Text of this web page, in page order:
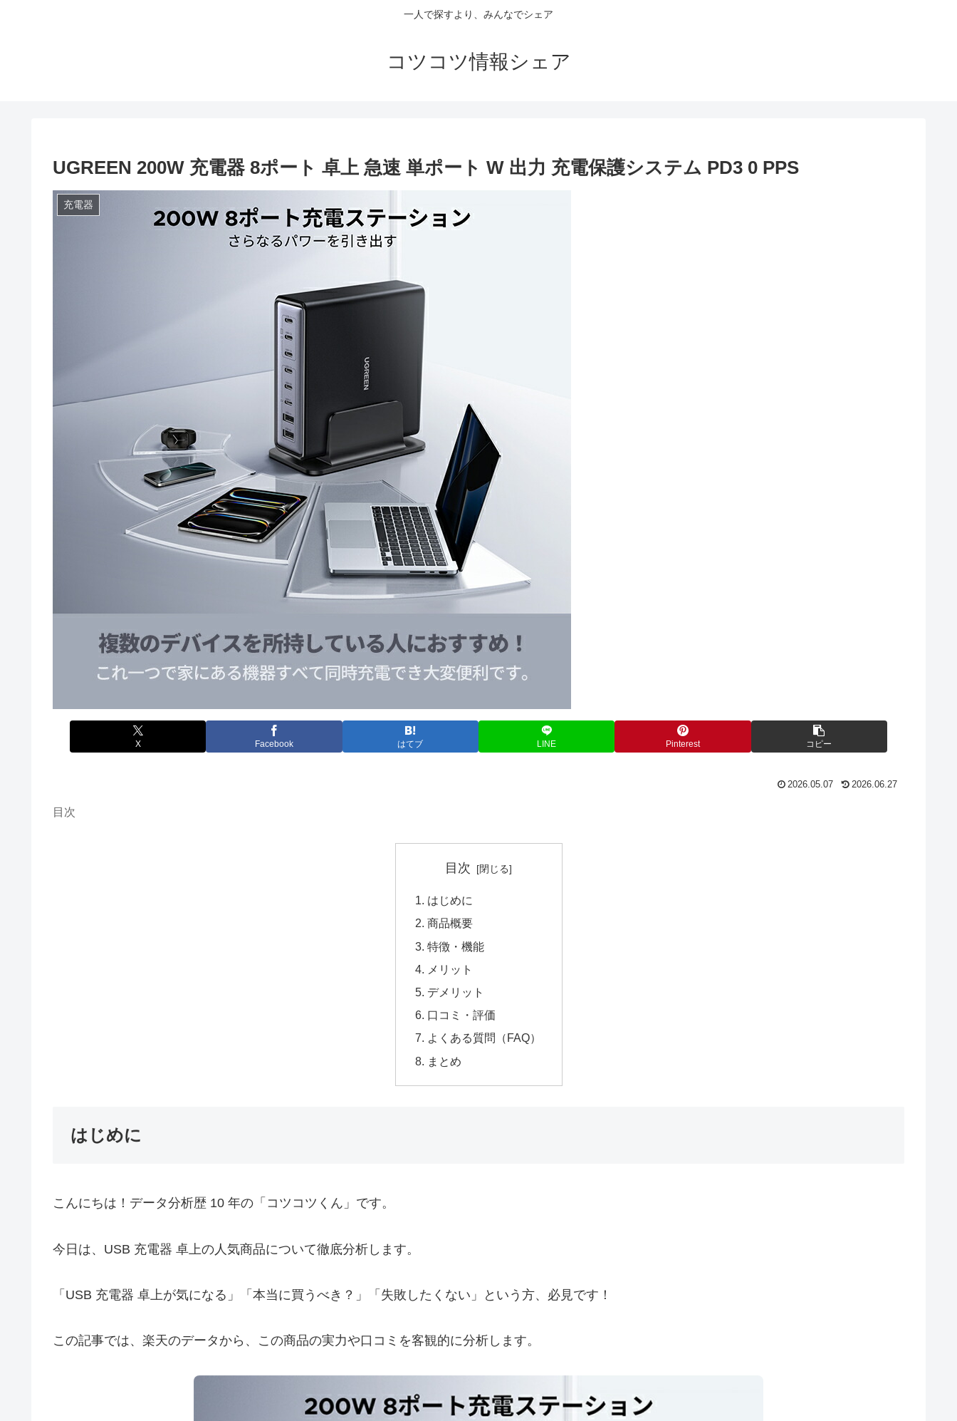
一人で探すより、みんなでシェア
コツコツ情報シェア
UGREEN 200W 充電器 8ポート 卓上 急速 単ポート W 出力 充電保護システム PD3 0 PPS
充電器
X Facebook はてブ LINE Pinterest コピー
2026.05.07 2026.06.27
目次
目次
はじめに
商品概要
特徴・機能
メリット
デメリット
口コミ・評価
よくある質問（FAQ）
まとめ
はじめに
こんにちは！データ分析歴 10 年の「コツコツくん」です。
今日は、USB 充電器 卓上の人気商品について徹底分析します。
「USB 充電器 卓上が気になる」「本当に買うべき？」「失敗したくない」という方、必見です！
この記事では、楽天のデータから、この商品の実力や口コミを客観的に分析します。